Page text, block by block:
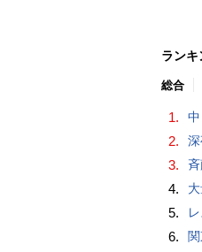
ランキ
総合
1.
2.
3.
4.
5.
6.